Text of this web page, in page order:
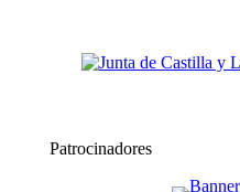
Patrocinadores